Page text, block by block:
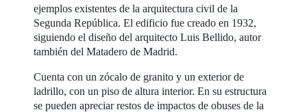
ejemplos existentes de la arquitectura civil de la
Segunda República. El edificio fue creado en 1932,
siguiendo el diseño del arquitecto Luis Bellido, autor
también del Matadero de Madrid.
Cuenta con un zócalo de granito y un exterior de
ladrillo, con un piso de altura interior. En su estructura
se pueden apreciar restos de impactos de obuses de la